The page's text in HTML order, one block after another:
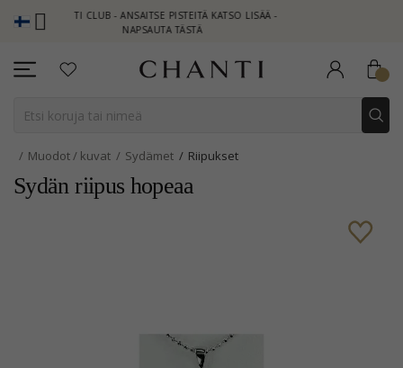
CLUB - ANSAITSE PISTEITÄ KATSO LISÄÄ -
NAPSAUTA TÄSTÄ
Muodot / kuvat Sydämet Riipukset
Sydän riipus hopeaa